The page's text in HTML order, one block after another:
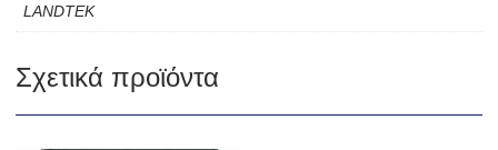
LANDTEK
Σχετικά προϊόντα